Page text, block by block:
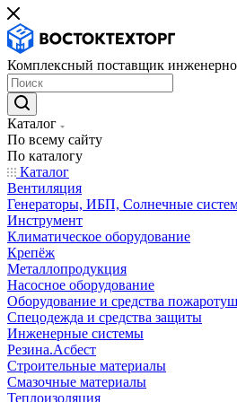
Комплексный поставщик
Каталог
По всему сайту
По каталогу
Каталог
Вентиляция
Генераторы, ИБП, Солнечные
Инструмент
Климатическое оборудование
Крепёж
Металлопродукция
Насосное оборудование
Оборудование и средства
Спецодежда и средства защиты
Инженерные системы
Резина.Асбест
Строительные материалы
Смазочные материалы
Теплоизоляция